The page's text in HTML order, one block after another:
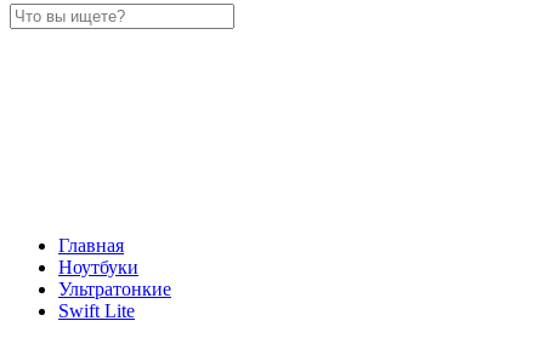
Главная
Ноутбуки
Ультратонкие
Swift Lite